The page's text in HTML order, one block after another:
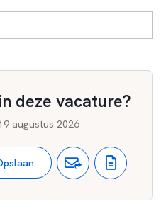
deze vacature?
augustus 2026